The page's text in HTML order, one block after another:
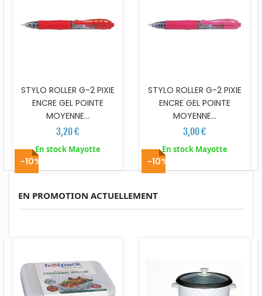
STYLO ROLLER G-2 PIXIE
ENCRE GEL POINTE
MOYENNE...
3,20 €
En stock Mayotte
STYLO ROLLER G-2 PIXIE
ENCRE GEL POINTE
MOYENNE...
3,00 €
En stock Mayotte
EN PROMOTION ACTUELLEMENT
-10% -10%